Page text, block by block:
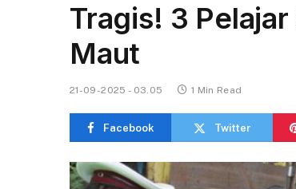
Tragis! 3
Maut
21-09-2025 - 03.05 1 Min Read
Facebook Twitter